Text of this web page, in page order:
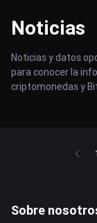
Noticias
Noticias y datos
para conocer la
criptomonedas y
1
Sobre